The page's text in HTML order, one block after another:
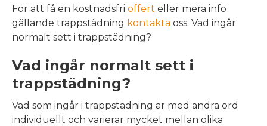
För att få en kostnadsfri offert eller mera info
gällande trappstädning kontakta oss. Vad ingår
normalt sett i trappstädning?
Vad ingår normalt sett i
trappstädning?
Vad som ingår i trappstädning är med andra ord
individuellt och varierar mycket mellan olika